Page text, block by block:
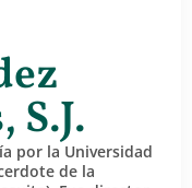
S.J.
por la Universidad
de la